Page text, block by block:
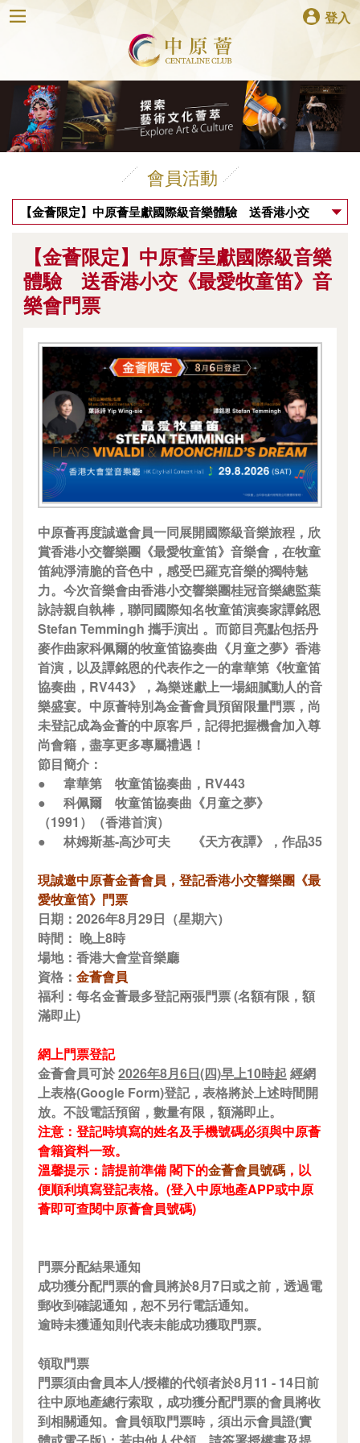
登入
會員活動
【金薈限定】中原薈呈獻國際級音樂體驗 送香港小交
【金薈限定】中原薈呈獻國際級音樂
體驗 送香港小交《最愛牧童笛》音
樂會門票
中原薈再度誠邀會員一同展開國際級音樂旅程，欣
賞香港小交響樂團《最愛牧童笛》音樂會，在牧童
笛純淨清脆的音色中，感受巴羅克音樂的獨特魅
力。今次音樂會由香港小交響樂團桂冠音樂總監葉
詠詩親自執棒，聯同國際知名牧童笛演奏家譚銘恩
Stefan Temmingh 攜手演出 。而節目亮點包括丹
麥作曲家科佩爾的牧童笛協奏曲《月童之夢》香港
首演，以及譚銘恩的代表作之一的韋華第《牧童笛
協奏曲，RV443》，為樂迷獻上一場細膩動人的音
樂盛宴。中原薈特別為金薈會員預留限量門票，尚
未登記成為金薈的中原客戶，記得把握機會加入尊
尚會籍，盡享更多專屬禮遇！
節目簡介：
●
韋華第
牧童笛協奏曲，RV443
●
科佩爾
牧童笛協奏曲《月童之夢》
（1991）（香港首演）
●
林姆斯基-高沙可夫 《天方夜譚》，作品35
現誠邀中原薈金薈會員，登記香港小交響樂團《最
愛牧童笛》門票
日期：2026年8月29日（星期六）
時間： 晚上8時
場地：香港大會堂音樂廳
資格： 金薈會員
福利：每名金薈最多登記兩張門票 (名額有限，額
滿即止)
網上門票登記
金薈會員可於2026年8月6日(四)早上10時起 經網
上表格(Google Form)登記，表格將於上述時間開
放。不設電話預留，數量有限，額滿即止。
注意：登記時填寫的姓名及手機號碼必須與中原薈
會籍資料一致。
溫馨提示：請提前準備 閣下的金薈會員號碼 ，以
便順利填寫登記表格。(登入中原地產APP或中原
薈即可查閱中原薈會員號碼)
門票分配結果通知
成功獲分配門票的會員將於8月7日或之前，透過電
郵收到確認通知，恕不另行電話通知。
逾時未獲通知則代表未能成功獲取門票。
領取門票
門票須由會員本人/授權的代領者於8月11 - 14日前
往中原地產總行索取，成功獲分配門票的會員將收
到相關通知。會員領取門票時，須出示會員證(實